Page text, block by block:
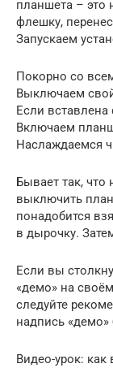
планшета – это
флешку,
Запускаем
Покорно со
Выключаем
Если
Включаем
Наслаждаемся
Бывает так, что
выключить
понадобится
в дырочку.
Если вы
«демо» на
следуйте
надпись
Видео-урок: